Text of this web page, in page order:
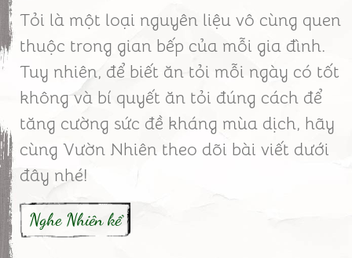
Tỏi là một loại nguyên liệu vô cùng quen
thuộc trong gian bếp của mỗi gia đình.
Tuy nhiên, để biết ăn tỏi mỗi ngày có tốt
không và bí quyết ăn tỏi đúng cách để
tăng cường sức đề kháng mùa dịch, hãy
cùng Vườn Nhiên theo dõi bài viết dưới
đây nhé!
Nghe Nhiên kể